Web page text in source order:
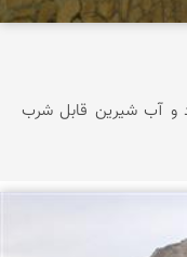
قدمت دارد و آب شیرین قابل شرب